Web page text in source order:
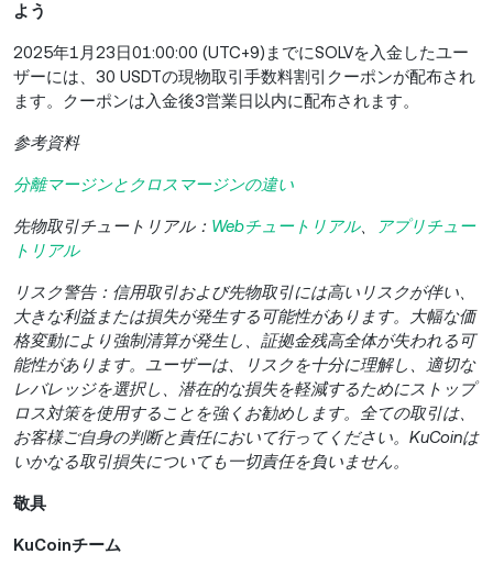
よう
2025年1月23日01:00:00 (UTC+9)までにSOLVを入金したユー
ザーには、30 USDTの現物取引手数料割引クーポンが配布され
ます。クーポンは入金後3営業日以内に配布されます。
参考資料
分離マージンとクロスマージンの違い
先物取引チュートリアル： Webチュートリアル、
アプリチュー
トリアル
リスク警告：信用取引および先物取引には高いリスクが伴い、
大きな利益または損失が発生する可能性があります。大幅な価
格変動により強制清算が発生し、証拠金残高全体が失われる可
能性があります。ユーザーは、リスクを十分に理解し、適切な
レバレッジを選択し、潜在的な損失を軽減するためにストップ
ロス対策を使用することを強くお勧めします。全ての取引は、
お客様ご自身の判断と責任において行ってください。KuCoinは
いかなる取引損失についても一切責任を負いません。
敬具
KuCoinチーム